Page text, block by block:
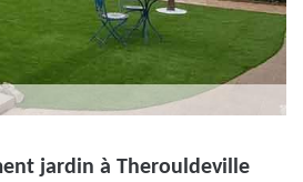
jardin à Therouldeville